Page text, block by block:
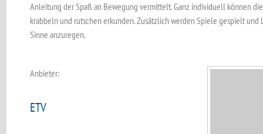
Anleitung der Spaß an Bewegung vermittelt. Ganz individuell können
krabbeln und rutschen erkunden. Zusätzlich werden Spiele gespielt und
Sinne anzuregen.
Anbieter:
ETV